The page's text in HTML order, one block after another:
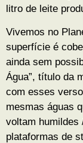
litro de leite
Vivemos no
superfície é
ainda sem
Água”, título da
com esses
mesmas águas
voltam humildes
plataformas de